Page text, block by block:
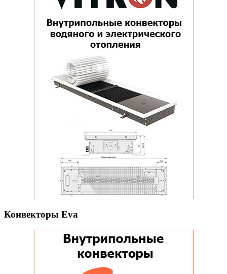
Конвекторы Eva